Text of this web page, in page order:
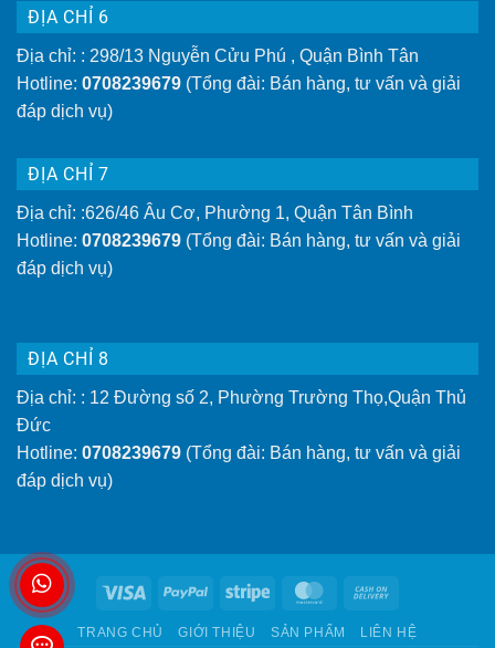
ĐỊA CHỈ 6
Địa chỉ: : 298/13 Nguyễn Cửu Phú , Quận Bình Tân
Hotline: 0708239679 (Tổng đài: Bán hàng, tư vấn và giải
đáp dịch vụ)
ĐỊA CHỈ 7
Địa chỉ: :626/46 Âu Cơ, Phường 1, Quận Tân Bình
Hotline: 0708239679 (Tổng đài: Bán hàng, tư vấn và giải
đáp dịch vụ)
ĐỊA CHỈ 8
Địa chỉ: : 12 Đường số 2, Phường Trường Thọ,Quận Thủ
Đức
Hotline: 0708239679 (Tổng đài: Bán hàng, tư vấn và giải
đáp dịch vụ)
Visa PayPal Stripe MasterCard
Delivery
TRANG CHỦ GIỚI THIỆU SẢN PHẨM LIÊN HỆ